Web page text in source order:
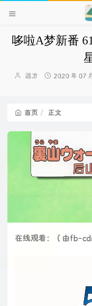
哆啦A梦新番
博
远方
发
2020 年 07
首页 正文
在线观看：（由fb-